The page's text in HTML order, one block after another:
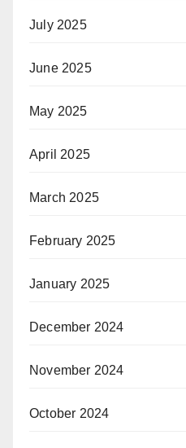
July 2025
June 2025
May 2025
April 2025
March 2025
February 2025
January 2025
December 2024
November 2024
October 2024